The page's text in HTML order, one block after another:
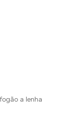
a lenha